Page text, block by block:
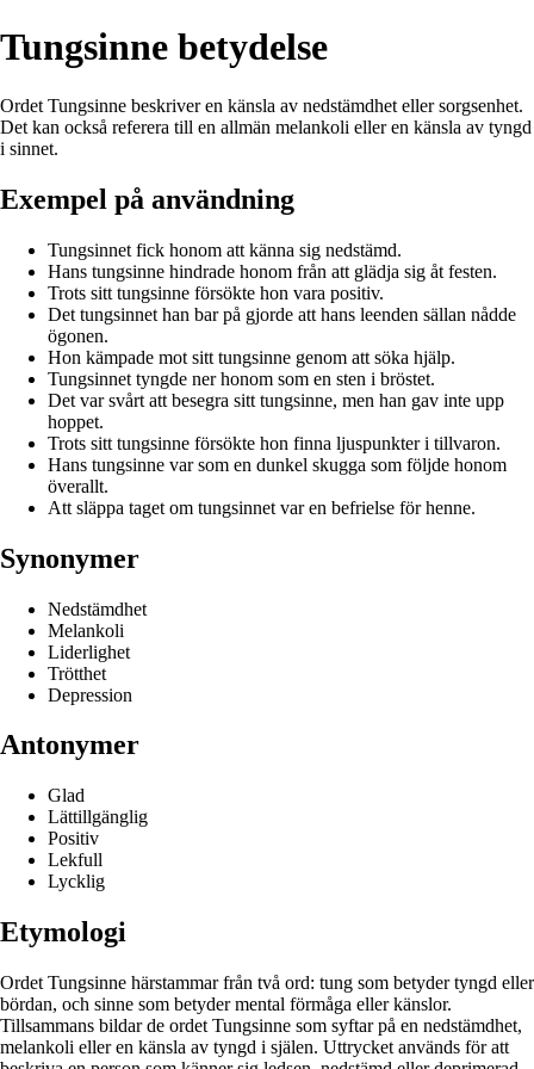
Tungsinne betydelse
Ordet Tungsinne beskriver en känsla av nedstämdhet eller sorgsenhet.
Det kan också referera till en allmän melankoli eller en känsla av tyngd
i sinnet.
Exempel på användning
Tungsinnet fick honom att känna sig nedstämd.
Hans tungsinne hindrade honom från att glädja sig åt festen.
Trots sitt tungsinne försökte hon vara positiv.
Det tungsinnet han bar på gjorde att hans leenden sällan nådde
ögonen.
Hon kämpade mot sitt tungsinne genom att söka hjälp.
Tungsinnet tyngde ner honom som en sten i bröstet.
Det var svårt att besegra sitt tungsinne, men han gav inte upp
hoppet.
Trots sitt tungsinne försökte hon finna ljuspunkter i tillvaron.
Hans tungsinne var som en dunkel skugga som följde honom
överallt.
Att släppa taget om tungsinnet var en befrielse för henne.
Synonymer
Nedstämdhet
Melankoli
Liderlighet
Trötthet
Depression
Antonymer
Glad
Lättillgänglig
Positiv
Lekfull
Lycklig
Etymologi
Ordet Tungsinne härstammar från två ord: tung som betyder tyngd eller
bördan, och sinne som betyder mental förmåga eller känslor.
Tillsammans bildar de ordet Tungsinne som syftar på en nedstämdhet,
melankoli eller en känsla av tyngd i själen. Uttrycket används för att